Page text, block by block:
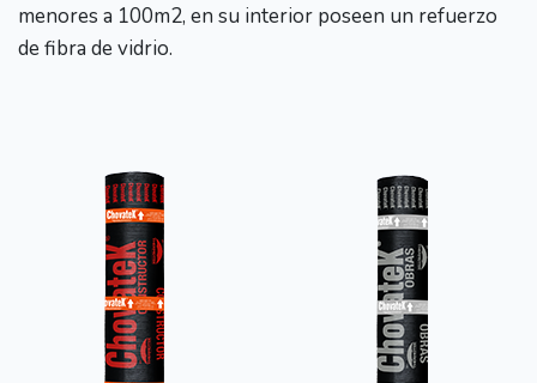
menores a 100m2, en su interior poseen un refuerzo
de fibra de vidrio.